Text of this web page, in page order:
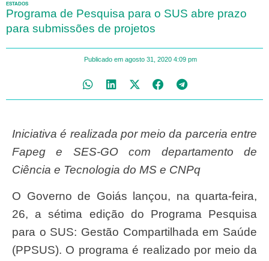
ESTADOS
Programa de Pesquisa para o SUS abre p​razo
para submissões de projetos
Publicado em agosto 31, 2020 4:09 pm
Iniciativa é realizada por meio da parceria entre
Fapeg e SES-GO com departamento de
Ciência e Tecnologia do MS e CNPq
O Governo de Goiás lançou, na quarta-feira,
26, a sétima edição do Programa Pesquisa
para o SUS: Gestão Compartilhada em Saúde
(PPSUS). O programa é realizado por meio da